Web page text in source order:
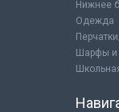
Нижнее
Одежда
Шарфы и